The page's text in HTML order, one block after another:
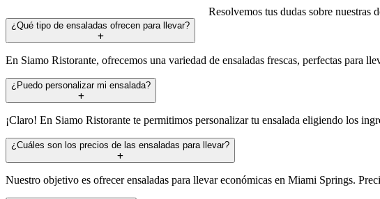
Resolvemos tus dudas sobre nuestras
¿Qué tipo de ensaladas ofrecen para llevar?
En Siamo Ristorante, ofrecemos una variedad de ensaladas frescas, perfectas para
¿Puedo personalizar mi ensalada?
¡Claro! En Siamo Ristorante te permitimos personalizar tu ensalada eligiendo los
¿Cuáles son los precios de las ensaladas para llevar?
Nuestro objetivo es ofrecer ensaladas para llevar económicas en Miami Springs.